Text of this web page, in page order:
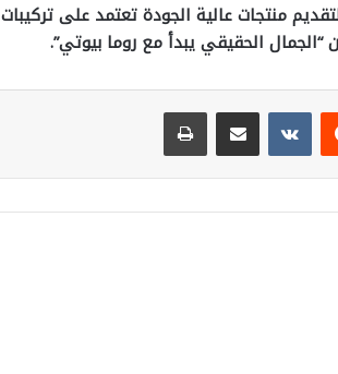
منتجات عالية الجودة تعتمد على تركيبات
“الجمال الحقيقي يبدأ مع روما بيوتي”.
مشاركة عبر البريد طباعة